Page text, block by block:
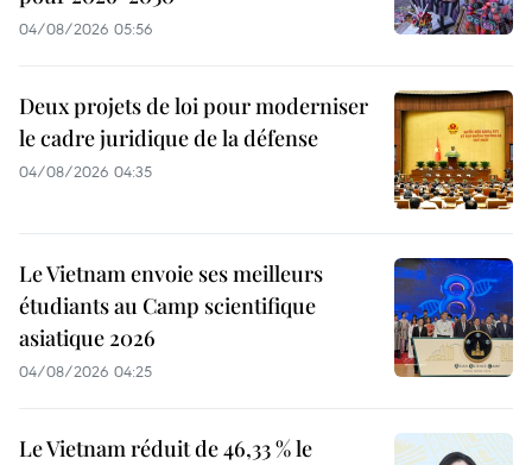
04/08/2026 05:56
Deux projets de loi pour moderniser
le cadre juridique de la défense
04/08/2026 04:35
Le Vietnam envoie ses meilleurs
étudiants au Camp scientifique
asiatique 2026
04/08/2026 04:25
Le Vietnam réduit de 46,33 % le